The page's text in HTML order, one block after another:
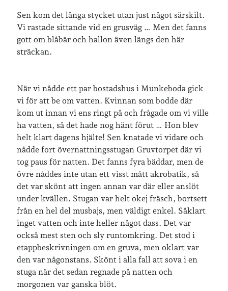
Sen kom det långa stycket utan just något särskilt.
Vi rastade sittande vid en grusväg … Men det fanns
gott om blåbär och hallon även längs den här
sträckan.
När vi nådde ett par bostadshus i Munkeboda gick
vi för att be om vatten. Kvinnan som bodde där
kom ut innan vi ens ringt på och frågade om vi ville
ha vatten, så det hade nog hänt förut … Hon blev
helt klart dagens hjälte! Sen knatade vi vidare och
nådde fort övernattningsstugan Gruvtorpet där vi
tog paus för natten. Det fanns fyra bäddar, men de
övre nåddes inte utan ett visst mått akrobatik, så
det var skönt att ingen annan var där eller anslöt
under kvällen. Stugan var helt okej fräsch, bortsett
från en hel del musbajs, men väldigt enkel. Såklart
inget vatten och inte heller något dass. Det var
också mest sten och sly runtomkring. Det stod i
etappbeskrivningen om en gruva, men oklart var
den var någonstans. Skönt i alla fall att sova i en
stuga när det sedan regnade på natten och
morgonen var ganska blöt.